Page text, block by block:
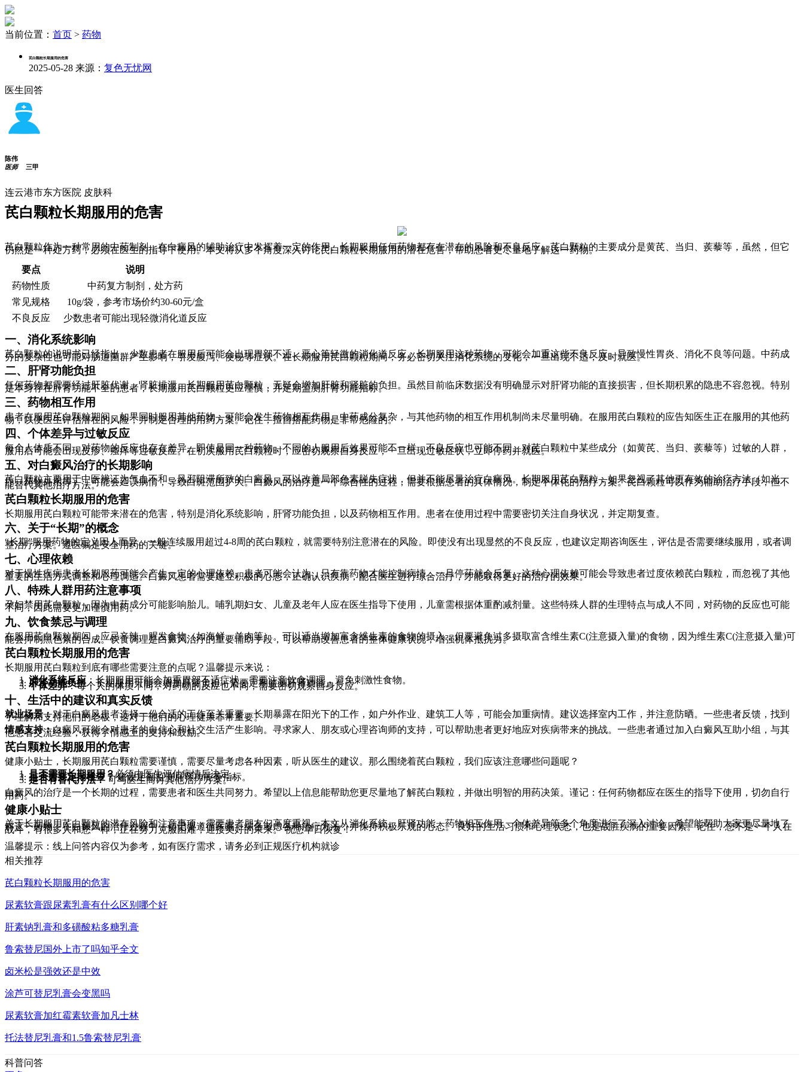
当前位置： 首页 > 药物
芪白颗粒长期服用的危害
2025-05-28 来源： 复色无忧网
医生回答
陈伟
医师
三甲
连云港市东方医院 皮肤科
芪白颗粒长期服用的危害
芪白颗粒作为一种常用的中药制剂，在白癜风的辅助治疗中发挥着一定的作用。长期服用任何药物都存在潜在的风险和不良反应。芪白颗粒的主要成分是黄芪、当归、蒺藜等，虽然，但它
仍然是一种处方药，必须在医生的指导下使用。本文将从多个角度深入讨论芪白颗粒长期服用的潜在危害，帮助患者更尽量地了解这一药物。
要点
说明
药物性质
中药复方制剂，处方药
常见规格
10g/袋，参考市场价约30-60元/盒
不良反应
少数患者可能出现轻微消化道反应
一、消化系统影响
芪白颗粒的说明书已经指出，少数患者在服用后可能会出现胃部不适、恶心等轻微的消化道反应。长期服用这种药物，可能会加重这些不良反应，导致慢性胃炎、消化不良等问题。中药成
分的复杂性也可能对肠道菌群产生影响，引发腹泻、便秘等症状。在长期服用芪白颗粒期间，务必密切关注消化系统的变化，一旦出现不适，及时就医。
二、肝肾功能负担
任何药物都需要经过肝脏代谢、肾脏排泄。长期服用芪白颗粒，无疑会增加肝脏和肾脏的负担。虽然目前临床数据没有明确显示对肝肾功能的直接损害，但长期积累的隐患不容忽视。特别
是本身存在肝肾功能不全的患者，长期服用芪白颗粒更应谨慎，并定期监测肝肾功能指标。
三、药物相互作用
患者在服用芪白颗粒期间，如果同时服用其他药物，可能会发生药物相互作用。中药成分复杂，与其他药物的相互作用机制尚未尽量明确。在服用芪白颗粒的应告知医生正在服用的其他药
物，以便医生评估潜在的风险，并制定合理的用药方案。记住，擅自搭配药物是非常危险的。
四、个体差异与过敏反应
每个人体质不同，对药物的反应也存在差异。即使是同一种药物，不同的人服用后效果可能不一样，不良反应也可能不同。对芪白颗粒中某些成分（如黄芪、当归、蒺藜等）过敏的人群，
服用后可能会出现皮疹、瘙痒等过敏反应。在初次服用芪白颗粒时，应密切观察自身反应，一旦出现过敏症状，立即停药并就医。
五、对白癜风治疗的长期影响
芪白颗粒主要用于中医辨证为气血不和，风邪阻滞所致的白癜风，可以改善局部色素脱失症状，但并不能尽量治疗白癜风。长期服用芪白颗粒，如果忽视了其他更有效的治疗方法（如光
疗、药物外用等），可能会延误病情，导致白斑范围扩大。白癜风的治疗是一个综合性的过程，需要根据患者的具体情况，制定个体化的治疗方案。芪白颗粒可以作为辅助治疗手段，但不
能替代其他治疗方法。
芪白颗粒长期服用的危害
长期服用芪白颗粒可能带来潜在的危害，特别是消化系统影响，肝肾功能负担，以及药物相互作用。患者在使用过程中需要密切关注自身状况，并定期复查。
六、关于“长期”的概念
“长期”服用药物的定义因人而异。一般连续服用超过4-8周的芪白颗粒，就需要特别注意潜在的风险。即使没有出现显然的不良反应，也建议定期咨询医生，评估是否需要继续服用，或者调
整治疗方案。遵医嘱是安全用药的关键。
七、心理依赖
对于慢性疾病患者长期服药可能会产生一定的心理依赖。患者可能会认为，只有靠药物才能控制病情，一旦停药就会反复。这种心理依赖可能会导致患者过度依赖芪白颗粒，而忽视了其他
重要的生活方式调整和心理调适。白癜风患者需要建立积极的心态，正确认识疾病，配合医生进行综合治疗，才能取得更好的治疗的效果。
八、特殊人群用药注意事项
孕妇禁用芪白颗粒，因为中药成分可能影响胎儿。哺乳期妇女、儿童及老年人应在医生指导下使用，儿童需根据体重酌减剂量。这些特殊人群的生理特点与成人不同，对药物的反应也可能
不同，因此需要更加谨慎用药。
九、饮食禁忌与调理
在服用芪白颗粒期间，应忌辛辣、腥发食物（如海鲜、羊肉等）。可以适当增加富含维生素的食物的摄入，但要避免过多摄取富含维生素C(注意摄入量)的食物，因为维生素C(注意摄入量)可
能会抑制黑色素的合成。饮食调理是白癜风治疗的重要辅助手段，可以帮助改善患者的整体健康状况，增强机体抵抗力。
芪白颗粒长期服用的危害
长期服用芪白颗粒到底有哪些需要注意的点呢？温馨提示来说：
消化系统反应 ：长期服用可能会加重胃部不适症状，需要注意饮食调理，避免刺激性食物。
肝肾功能负担：长期服用可能会增加肝肾负担，需要定期监测肝肾功能。
个体差异：每个人的体质不同，对药物的反应也不同，需要密切观察自身反应。
十、生活中的建议和真实反馈
就业场景：对于白癜风患者选择一份合适的工作至关重要。长期暴露在阳光下的工作，如户外作业、建筑工人等，可能会加重病情。建议选择室内工作，并注意防晒。一些患者反馈，找到
了理解和支持他们的老板，这对于他们的心理健康非常重要。
情感支持：白癜风可能会对患者的自信心和社交生活产生影响。寻求家人、朋友或心理咨询师的支持，可以帮助患者更好地应对疾病带来的挑战。一些患者通过加入白癜风互助小组，与其
他患者交流经验，获得了情感上的支持和鼓励。
芪白颗粒长期服用的危害
健康小贴士，长期服用芪白颗粒需要谨慎，需要尽量考虑各种因素，听从医生的建议。那么围绕着芪白颗粒，我们应该注意哪些问题呢？
是否需要长期服用？必须由医生评估病情后决定。
是否需要定期检查？建议定期监测肝肾功能等指标。
是否有替代疗法？ 可与医生商讨其他治疗方案。
白癜风的治疗是一个长期的过程，需要患者和医生共同努力。希望以上信息能帮助您更尽量地了解芪白颗粒，并做出明智的用药决策。谨记：任何药物都应在医生的指导下使用，切勿自行
用药。
健康小贴士
关于长期服用芪白颗粒的潜在风险和注意事项，需要患者朋友们高度重视。本文从消化系统、肝肾功能、药物相互作用、个体差异等多个角度进行了深入讨论，希望能帮助大家更尽量地了
解这一药物。在白癜风的治疗过程中，切记要遵循医嘱，综合考虑各种治疗方法，并保持积极乐观的心态。 良好的生活习惯和心理状态，也是战胜疾病的重要因素。记住，您不是一个人在
战斗，有很多人和您一样，正在努力克服困难，迎接美好的未来。 祝您早日恢复！
温馨提示：线上问答内容仅为参考，如有医疗需求，请务必到正规医疗机构就诊
相关推荐
芪白颗粒长期服用的危害
尿素软膏跟尿素乳膏有什么区别哪个好
肝素钠乳膏和多磺酸粘多糖乳膏
鲁索替尼国外上市了吗知乎全文
卤米松是强效还是中效
涂芦可替尼乳膏会变黑吗
尿素软膏加红霉素软膏加凡士林
托法替尼乳膏和1.5鲁索替尼乳膏
科普问答